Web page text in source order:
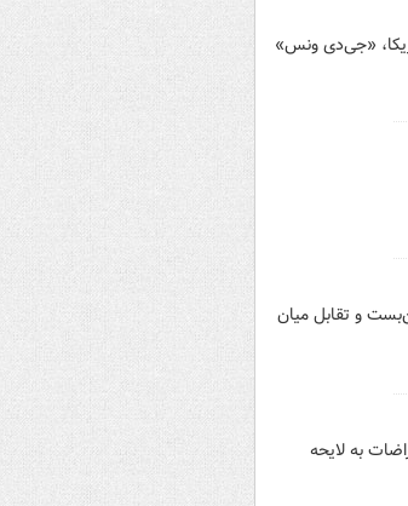
امور خارجه «دونالد ترامپ» با ورودی زودهنگام به انتخابات ریاست جمهوری ۲۰۲۸ آمریکا، «جی‌دی ونس»
و تقابل میان
به لایحه